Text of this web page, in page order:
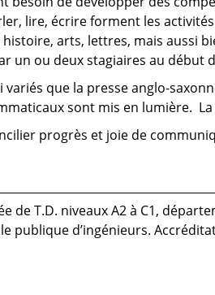
lire, écrire forment les
arts, lettres, mais aussi
un ou deux stagiaires au début
variés que la presse anglo-
sont mis en lumière.
progrès et joie de
de T.D. niveaux A2 à C1,
publique d’ingénieurs.